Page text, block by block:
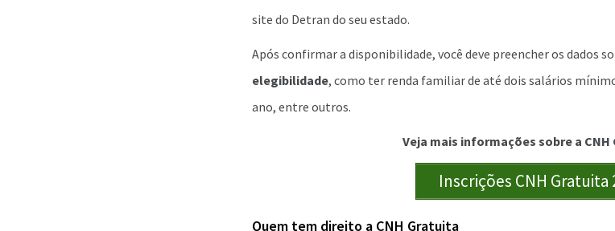
site do Detran do seu estado.
Após confirmar a disponibilidade, você deve preencher os dados
elegibilidade, como ter renda familiar de até dois salários
ano, entre outros.
Veja mais informações sobre a
Inscrições CNH Gratuita
Quem tem direito a CNH Gratuita